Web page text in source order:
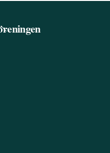
Back